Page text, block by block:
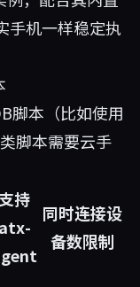
手机一样稳定执
脚本（比如使用
脚本需要云手
支持
atx-
同时连接设
备数限制